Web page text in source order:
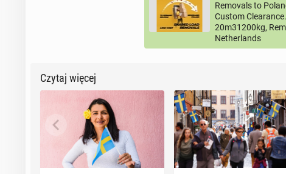
Removals to
Custom
20m31200kg,
Netherlands
Czytaj więcej